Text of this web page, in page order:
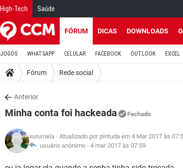
High-Tech Saúde
FÓRUM DICAS DOWNLOADS
JOGOS WHATSAPP CELULAR FACEBOOK OUTLOOK EXCEL
Fórum Rede social
Anterior
Minha conta foi hackeada Fechado
xurumela - Atualizado por pintuda em 4 Mar 2017 às
usuário anônimo - 4 mar 2017 às 07:59